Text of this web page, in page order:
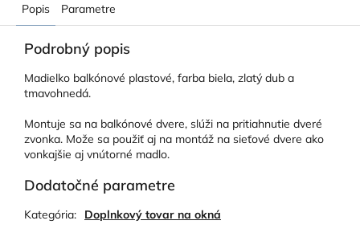
Popis Parametre
Podrobný popis
Madielko balkónové plastové, farba biela, zlatý dub a
tmavohnedá.
Montuje sa na balkónové dvere, slúži na pritiahnutie dveré
zvonka. Može sa použiť aj na montáž na sieťové dvere ako
vonkajšie aj vnútorné madlo.
Dodatočné parametre
Kategória: Doplnkový tovar na okná